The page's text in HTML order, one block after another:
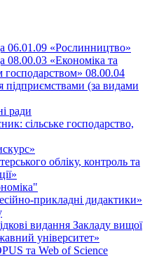
06.01.09 «Рослинництво»
08.00.03 «Економіка та
господарством» 08.00.04
підприємствами (за видами
ради
сільське господарство,
обліку, контроль та
прикладні дидактики»
видання Закладу вищої
університет»
та Web of Science